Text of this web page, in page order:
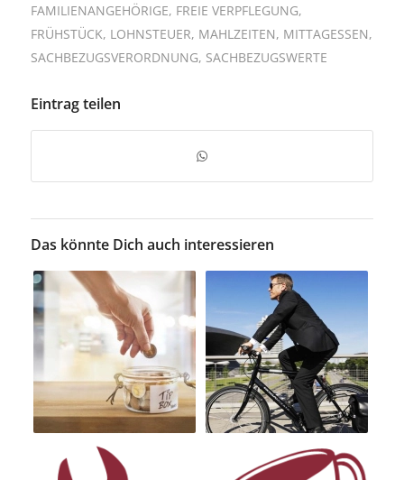
FAMILIENANGEHÖRIGE, FREIE VERPFLEGUNG,
FRÜHSTÜCK, LOHNSTEUER, MAHLZEITEN, MITTAGESSEN,
SACHBEZUGSVERORDNUNG, SACHBEZUGSWERTE
Eintrag teilen
Das könnte Dich auch interessieren